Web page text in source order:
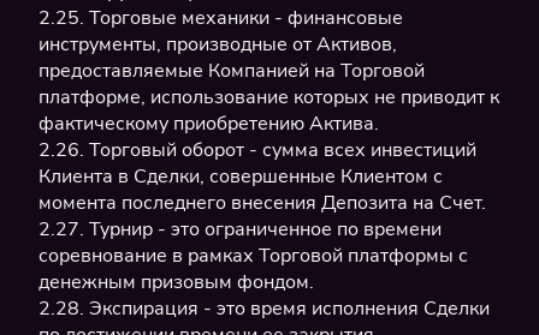
2.25. Торговые механики - финансовые
инструменты, производные от Активов,
предоставляемые Компанией на Торговой
платформе, использование которых не приводит к
фактическому приобретению Актива.
2.26. Торговый оборот - сумма всех инвестиций
Клиента в Сделки, совершенные Клиентом с
момента последнего внесения Депозита на Счет.
2.27. Турнир - это ограниченное по времени
соревнование в рамках Торговой платформы с
денежным призовым фондом.
2.28. Экспирация - это время исполнения Сделки